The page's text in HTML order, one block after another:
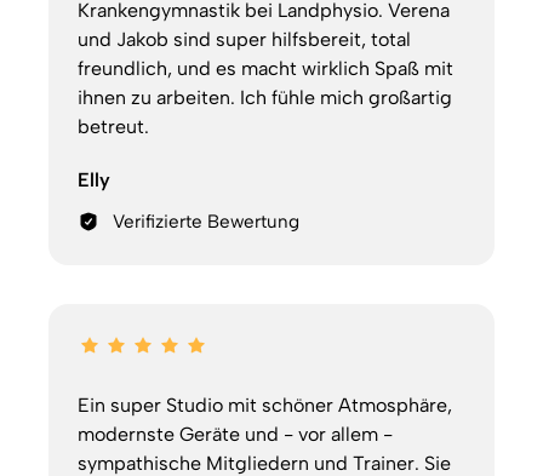
Krankengymnastik bei Landphysio. Verena
und Jakob sind super hilfsbereit, total
freundlich, und es macht wirklich Spaß mit
ihnen zu arbeiten. Ich fühle mich großartig
betreut.
Elly
Verifizierte Bewertung
Ein super Studio mit schöner Atmosphäre,
modernste Geräte und - vor allem -
sympathische Mitgliedern und Trainer. Sie